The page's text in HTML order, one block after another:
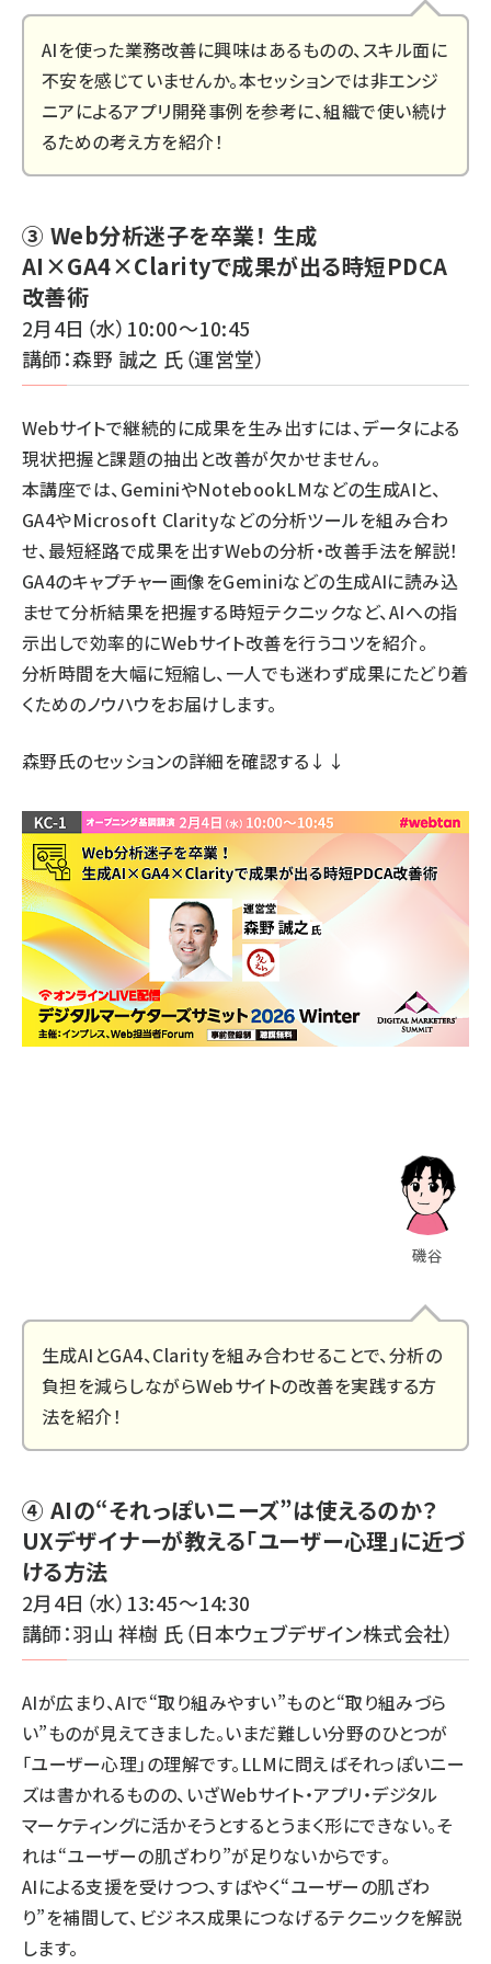
AIを使った業務改善に興味はあるものの、スキル面に
不安を感じていませんか。本セッションでは非エンジ
ニアによるアプリ開発事例を参考に、組織で使い続け
るための考え方を紹介！
③ Web分析迷子を卒業！ 生成
AI×GA4×Clarityで成果が出る時短PDCA
改善術
2月4日（水）10:00～10:45
講師：森野 誠之 氏（運営堂）
Webサイトで継続的に成果を生み出すには、データによる
現状把握と課題の抽出と改善が欠かせません。
本講座では、GeminiやNotebookLMなどの生成AIと、
GA4やMicrosoft Clarityなどの分析ツールを組み合わ
せ、最短経路で成果を出すWebの分析・改善手法を解説！
GA4のキャプチャー画像をGeminiなどの生成AIに読み込
ませて分析結果を把握する時短テクニックなど、AIへの指
示出しで効率的にWebサイト改善を行うコツを紹介。
分析時間を大幅に短縮し、一人でも迷わず成果にたどり着
くためのノウハウをお届けします。
森野氏のセッションの詳細を確認する↓↓
磯谷
生成AIとGA4、Clarityを組み合わせることで、分析の
負担を減らしながらWebサイトの改善を実践する方
法を紹介！
④ AIの“それっぽいニーズ”は使えるのか？
UXデザイナーが教える「ユーザー心理」に近づ
ける方法
2月4日（水）13:45～14:30
講師：羽山 祥樹 氏（日本ウェブデザイン株式会社）
AIが広まり、AIで“取り組みやすい”ものと“取り組みづら
い”ものが見えてきました。いまだ難しい分野のひとつが
「ユーザー心理」の理解です。LLMに問えばそれっぽいニー
ズは書かれるものの、いざWebサイト・アプリ・デジタル
マーケティングに活かそうとするとうまく形にできない。そ
れは“ユーザーの肌ざわり”が足りないからです。
AIによる支援を受けつつ、すばやく“ユーザーの肌ざわ
り”を補間して、ビジネス成果につなげるテクニックを解説
します。